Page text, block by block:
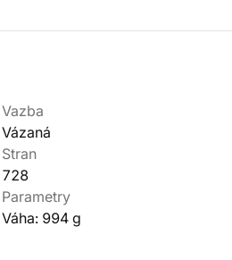
Vazba
Vázaná
Stran
728
Parametry
Váha: 994 g